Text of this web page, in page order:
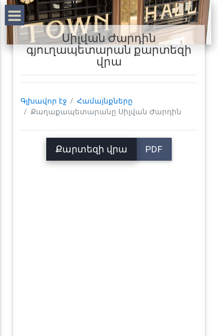
Սիլվան Ժարդին
գյուղապետարան քարտեզի
վրա
Գլխավոր էջ
Համայնքները
Քաղաքապետարանը Սիլվան Ժարդին
Քարտեզի վրա PDF